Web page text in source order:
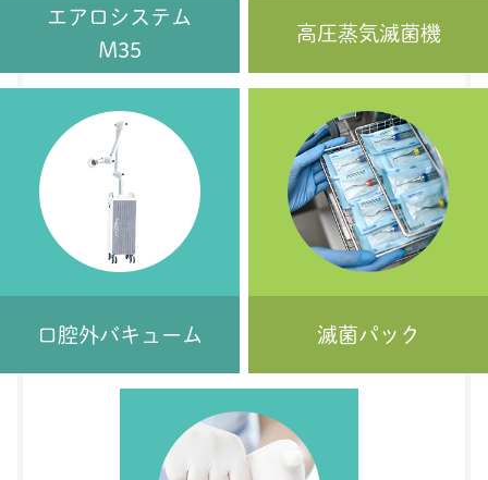
エアロシステム
M35
高圧蒸気滅菌機
口腔外バキューム 滅菌パック